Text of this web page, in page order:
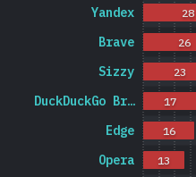
Opera
Edge
DuckDuckGo Br…
Sizzy
Brave
Yandex
13
16
17
23
26
28